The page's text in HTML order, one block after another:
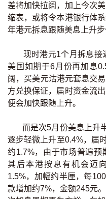
免费物业估价
下载中心
按揭全面睇
新闻/研究
公司动态
按市新闻
统计数据库
按揭快趣智识
差将加快拉阔，加上今次
缩表，或将令本港银行体
年港元拆息跟随美息上升步
现时港元1个月拆息接
美国如期于6月份再加息
阔，买美元沽港元套息交
方兑换保证，届时资金流
便会加快跟随上升。
而是次5月份美息上升
逐步轻微上升至0.4%，届
约1.7%，由于市场普遍预
其后本港按息有机会迈
1.5%，加幅约半厘，每
款增加约7%，金额245元